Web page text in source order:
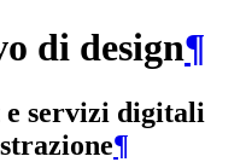
di design¶
servizi digitali
¶